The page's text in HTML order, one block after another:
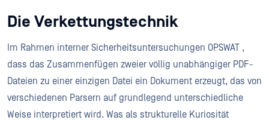
Die Verkettungstechnik
Im Rahmen interner Sicherheitsuntersuchungen OPSWAT ,
dass das Zusammenfügen zweier völlig unabhängiger PDF-
Dateien zu einer einzigen Datei ein Dokument erzeugt, das von
verschiedenen Parsern auf grundlegend unterschiedliche
Weise interpretiert wird. Was als strukturelle Kuriosität